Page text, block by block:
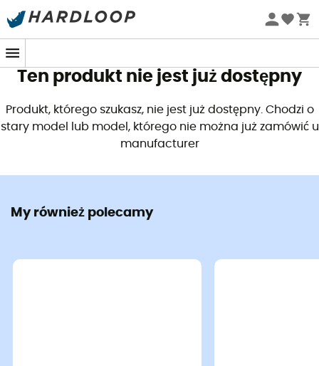
Letnie promocje 🔥 -5% DODATKOWO przy zakupie 2
Ten produkt nie jest już dostępny
Produkt, którego szukasz, nie jest już dostępny. Chodzi o
stary model lub model, którego nie można już zamówić u
manufacturer
My również polecamy